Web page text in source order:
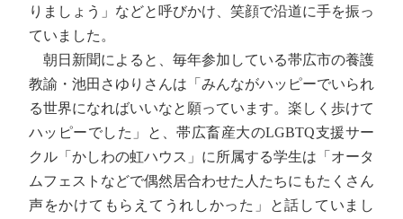
りましょう」などと呼びかけ、笑顔で沿道に手を振っ
ていました。
朝日新聞によると、毎年参加している帯広市の養護
教諭・池田さゆりさんは「みんながハッピーでいられ
る世界になればいいなと願っています。楽しく歩けて
ハッピーでした」と、帯広畜産大のLGBTQ支援サー
クル「かしわの虹ハウス」に所属する学生は「オータ
ムフェストなどで偶然居合わせた人たちにもたくさん
声をかけてもらえてうれしかった」と話していまし